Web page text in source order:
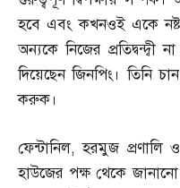
হবে এবং কখনওই একে
অন্যকে নিজের প্রতিদ্বন্দ্বী
দিয়েছেন জিনপিং। তিনি চান
করুক।
ফেন্টানিল,হরমুজ প্রণালি
হাউজের পক্ষ থেকে